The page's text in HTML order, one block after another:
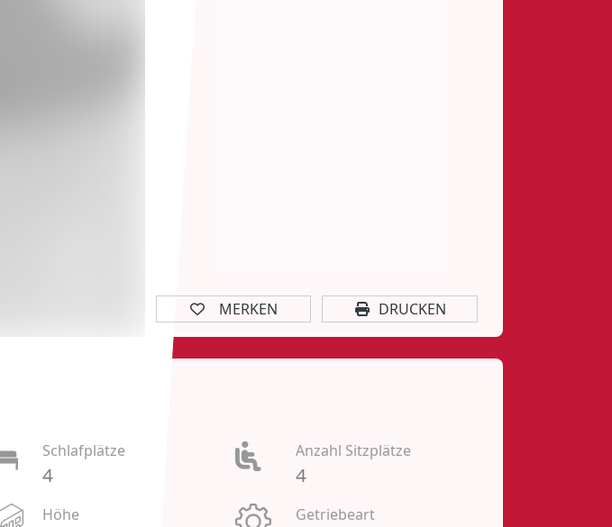
MERKEN DRUCKEN
Schlafplätze
4
Anzahl Sitzplätze
4
Höhe Getriebeart